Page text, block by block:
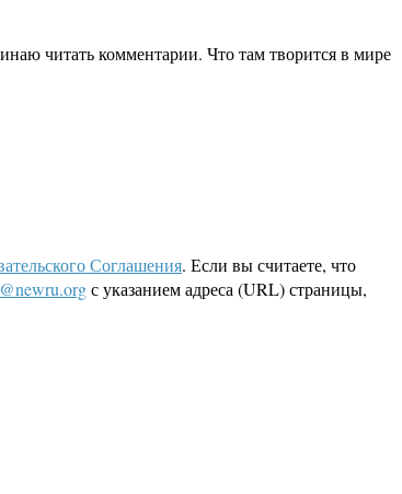
читать комментарии. Что там творится в мире
Соглашения. Если вы считаете, что
с указанием адреса (URL) страницы,